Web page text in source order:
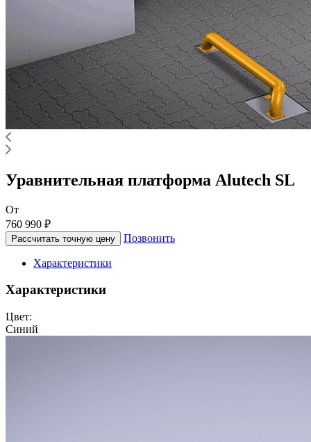
Уравнительная платформа Alutech SL
От
760 990 ₽
Рассчитать точную цену Позвонить
Характеристики
Характеристики
Цвет:
Синий